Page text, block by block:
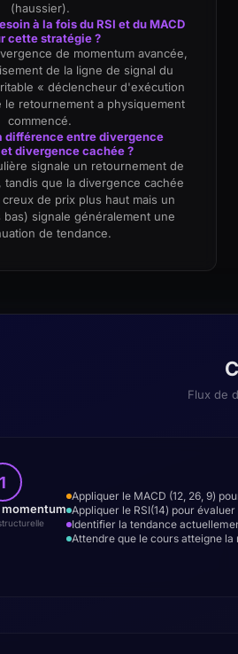
(haussier).
à la fois du RSI et du MACD
cette stratégie ?
de momentum avancée,
de la ligne de signal du
« déclencheur d'exécution
le retournement a physiquement
commencé.
différence entre divergence
divergence cachée ?
signale un retournement de
que la divergence cachée
de prix plus haut mais un
bas) signale généralement une
de tendance.
Flux de
1
Appliquer le MACD (12, 26, 9)
Appliquer le RSI(14) pour
Identifier la tendance
Attendre que le cours atteigne